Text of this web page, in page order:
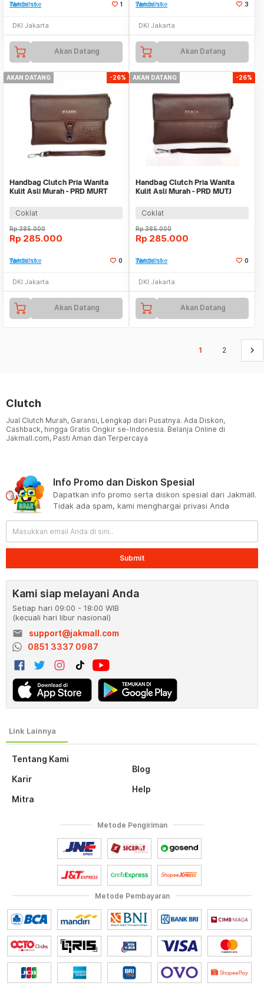
Tambah ke Watchlist 1
DKI Jakarta
Akan Datang
Tambah ke Watchlist 3
DKI Jakarta
Akan Datang
AKAN DATANG -26%
Handbag Clutch Pria Wanita
Kulit Asli Murah - PRD MURT
Coklat
Rp385.000
Rp 285.000
Tambah ke Watchlist 0
DKI Jakarta
Akan Datang
AKAN DATANG -26%
Handbag Clutch Pria Wanita
Kulit Asli Murah - PRD MUTJ
Coklat
Rp385.000
Rp 285.000
Tambah ke Watchlist 0
DKI Jakarta
Akan Datang
1 2 keyboard_arrow_right
Clutch
Jual Clutch Murah, Garansi, Lengkap dari Pusatnya. Ada Diskon,
Cashback, hingga Gratis Ongkir se-Indonesia. Belanja Online di
Jakmall.com, Pasti Aman dan Terpercaya
Tentang Kami
Karir
Mitra
Blog
Help
Info Promo dan Diskon Spesial
Dapatkan info promo serta diskon spesial dari Jakmall.
Tidak ada spam, kami menghargai privasi Anda
Submit
Kami siap melayani Anda
Setiap hari 09:00 - 18:00 WIB
(kecuali hari libur nasional)
email
support@jakmall.com
0851 3337 0987
Metode Pembayaran
Metode Pengiriman